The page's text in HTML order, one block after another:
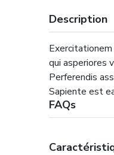
Description
qui asperiores
Perferendis
Sapiente est
FAQs